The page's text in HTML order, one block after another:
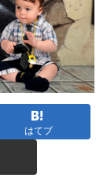
はてブ